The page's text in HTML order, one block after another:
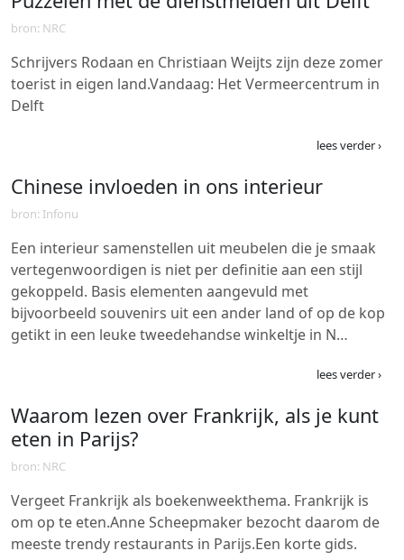
bron: NRC
Schrijvers Rodaan en Christiaan Weijts zijn deze zomer
toerist in eigen land.Vandaag: Het Vermeercentrum in
Delft
lees verder ›
Chinese invloeden in ons interieur
bron: Infonu
Een interieur samenstellen uit meubelen die je smaak
vertegenwoordigen is niet per definitie aan een stijl
gekoppeld. Basis elementen aangevuld met
bijvoorbeeld souvenirs uit een ander land of op de kop
getikt in een leuke tweedehandse winkeltje in N…
lees verder ›
Waarom lezen over Frankrijk, als je kunt
eten in Parijs?
bron: NRC
Vergeet Frankrijk als boekenweekthema. Frankrijk is
om op te eten.Anne Scheepmaker bezocht daarom de
meeste trendy restaurants in Parijs.Een korte gids.